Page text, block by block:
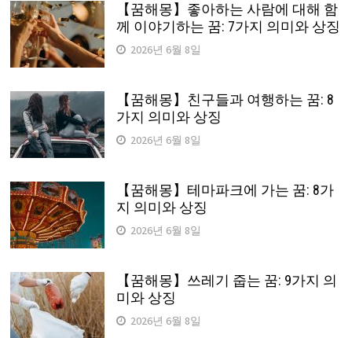
【꿈해몽】좋아하는 사람에 대해 함
께 이야기하는 꿈: 7가지 의미와 상징
2026년 6월 8일
【꿈해몽】친구들과 여행하는 꿈: 8
가지 의미와 상징
2026년 6월 8일
【꿈해몽】테마파크에 가는 꿈: 8가
지 의미와 상징
2026년 6월 8일
【꿈해몽】쓰레기 줍는 꿈: 9가지 의
미와 상징
2026년 6월 8일